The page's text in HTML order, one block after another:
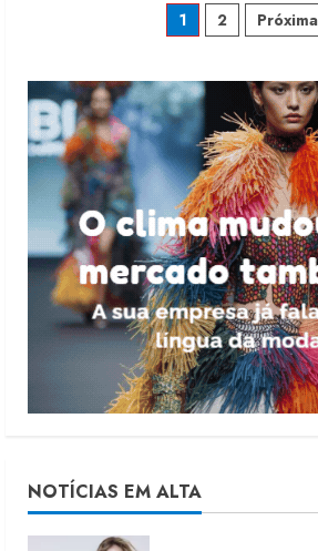
panorama
Brasil de
posts
1 2 Próxima
NOTÍCIAS EM ALTA
receita em 2026
5
Projeto testa
moda nacional
4 de agosto de 2026
1
Dia dos Pais
moda no varejo
7 de agosto de 2026
2
6 de agosto de 2026